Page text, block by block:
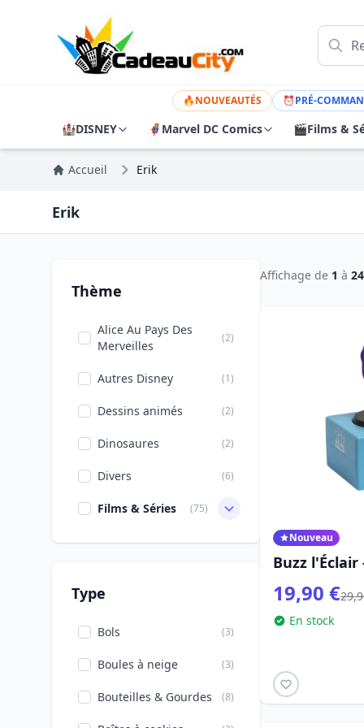
🔥NOUVEAUTÉS ⏰PRÉ-
🏰DISNEY 🦸 Marvel DC Comics 🎬Films &
Accueil Erik
Erik
Thème
Alice Au Pays Des
Merveilles
(2)
Autres Disney (1)
Dessins animés (2)
Dinosaures (2)
Divers (6)
Films & Séries (75)
Halloween (2)
Monsieur Jack
Type
Bols (3)
Boules à neige (3)
Bouteilles & Gourdes (8)
Affichage de 1 à 24
Nouveau
Buzz l'Éclair
19,90 €
En stock